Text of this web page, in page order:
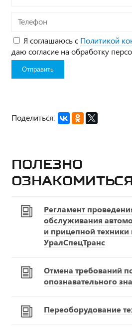
Телефон
Я соглашаюсь с Политикой
даю согласие на обработку
Поделиться:
Полезно
Регламент
обслуживания
и прицепной техники
УралСпецТранс
Отмена требований
опознавательного
Переоборудование